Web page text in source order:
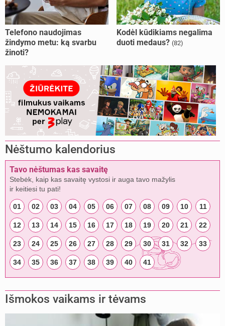
Telefono naudojimas
žindymo metu: ką svarbu
žinoti?
Kodėl kūdikiams negalima
duoti medaus? (82)
Nėštumo kalendorius
Tavo nėštumas kas savaitę
Stebėk, kaip kas savaitę vystosi ir auga tavo mažylis
ir keitiesi tu pati!
01 02 03 04 05 06 07 08 09 10 11
12 13 14 15 16 17 18 19 20 21 22
23 24 25 26 27 28 29 30 31 32 33
34 35 36 37 38 39 40 41
Išmokos vaikams ir tėvams